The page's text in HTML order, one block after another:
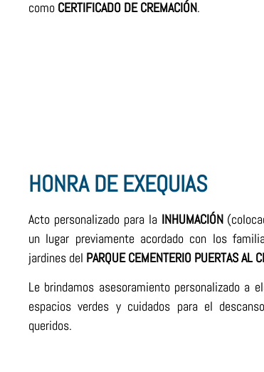
como CERTIFICADO DE CREMACIÓN.
HONRA DE EXEQUIAS
Acto personalizado para la INHUMACIÓN
un lugar previamente acordado con los
jardines del PARQUE CEMENTERIO PUERTASAL
Le brindamos asesoramiento personalizado a
espacios verdes y cuidados para el
queridos.